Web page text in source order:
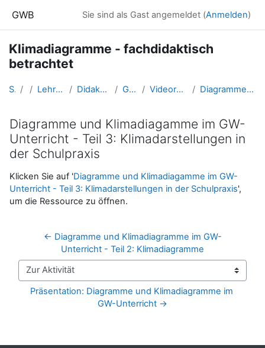
GWB Sie sind als Gast angemeldet (Anmelden)
Klimadiagramme - fachdidaktisch
betrachtet
Startseite Kurse Lehramtsausbildung GW im Cluster Österreich Mitte Didaktik der naturwissenschaftlichen Geographie (GW B 2.3) GW_FDNawiGeo_Klimadiagramm Videoreihe zu Diagrammen und Klimadiagrammen im GW-Unterricht Diagramme und Klimadiagamme im GW-Unterricht - Teil 3: Klimadarstellungen in der Schulpraxis
Diagramme und Klimadiagamme im GW-
Unterricht - Teil 3: Klimadarstellungen in
der Schulpraxis
Abschlussbedingungen
Klicken Sie auf 'Diagramme und Klimadiagamme im GW-
Unterricht - Teil 3: Klimadarstellungen in der Schulpraxis',
um die Ressource zu öffnen.
← Diagramme und Klimadiagramme im GW-
Unterricht - Teil 2: Klimadiagramme
Zur Aktivität
Präsentation: Diagramme und Klimadiagramme im
GW-Unterricht →
Ergänzungsblöcke